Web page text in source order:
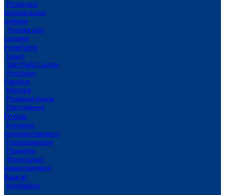
Розкидачі
мінеральних
добрив
Техніка для
соломи
FreeFarm
Dawn
360 Yield Center
Precision
Planting
Montag
Розчинні вузли
Картування
Pronar
Бункери-
перевантажувачі
Гноєрозкидачі
Причепи
Фронтальні
навантажувачі
Baural
Комбайни